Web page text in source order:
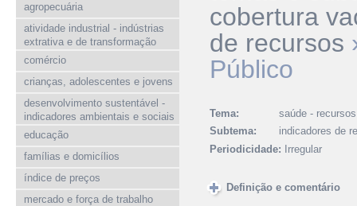
agropecuária
atividade industrial - indústrias
extrativa e de transformação
comércio
crianças, adolescentes e jovens
desenvolvimento sustentável -
indicadores ambientais e sociais
educação
famílias e domicílios
índice de preços
mercado e força de trabalho
cobertura
de recursos
Público
Tema:
saúde -
Subtema:
indicadores de
Periodicidade:
Irregular
Definição e comentário